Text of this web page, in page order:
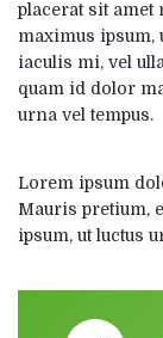
placerat sit amet
maximus ipsum,
iaculis mi, vel
quam id dolor
urna vel tempus.
Lorem ipsum
Mauris pretium,
ipsum, ut luctus